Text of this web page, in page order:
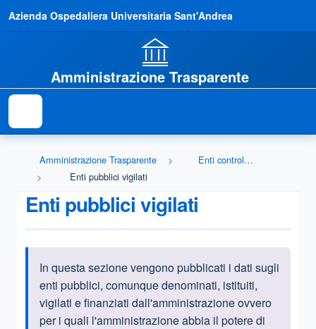
Azienda Ospedaliera Universitaria Sant'Andrea
Amministrazione Trasparente
Amministrazione Trasparente
Enti controllati
Enti pubblici vigilati
Enti pubblici vigilati
Informazioni introduttive
In questa sezione vengono pubblicati i dati sugli
enti pubblici, comunque denominati, istituiti,
vigilati e finanziati dall'amministrazione ovvero
per i quali l'amministrazione abbia il potere di